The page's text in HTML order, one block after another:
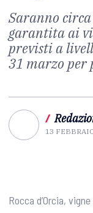
Saranno
garantita ai
previsti a
31 marzo per
/
13
Rocca d’Orcia, vigne